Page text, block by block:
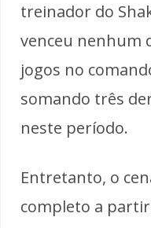
treinador do
venceu nenhum
jogos no
somando três
neste período.
Entretanto, o
completo a